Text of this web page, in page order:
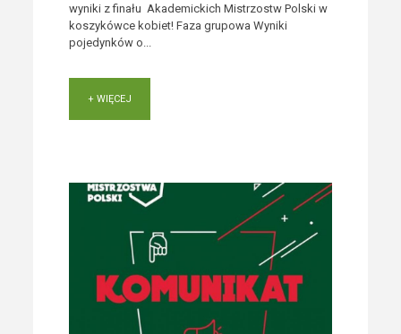
wyniki z finału Akademickich Mistrzostw Polski w
koszykówce kobiet! Faza grupowa Wyniki
pojedynków o...
+ WIĘCEJ